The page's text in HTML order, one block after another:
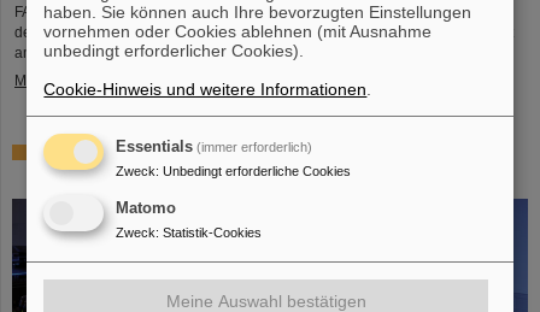
FAIR und GSI trauern um einen herausragenden Wissenschaftler und einen
der Wegbereiter für das FAIR-Projekt. Der indische Physiker Bikash Sinha ist
am 11. August im Alter von 78 Jahren von uns gegangen.
Mehr »
25 Jahre Tumortherapie: Präzise Waffen im Kampf gegen
den Krebs
haben. Sie können auch Ihre bevorzugten Einstellungen
vornehmen oder Cookies ablehnen (mit Ausnahme
unbedingt erforderlicher Cookies).
Cookie-Hinweis und weitere Informationen
Essentials (immer erforderlich)
Zweck: Unbedingt erforderliche Cookies
Matomo
Zweck: Statistik-Cookies
Meine Auswahl bestätigen